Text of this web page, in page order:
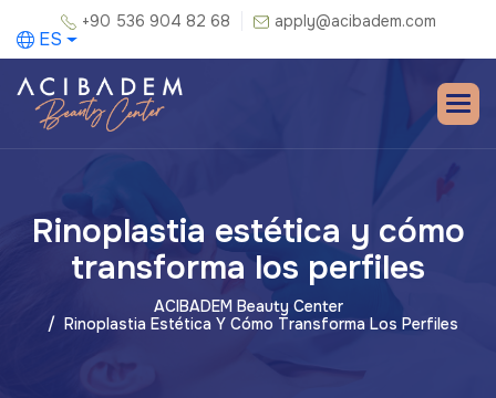
+90 536 904 82 68 apply@acibadem.com
ES
Rinoplastia estética y cómo
transforma los perfiles
ACIBADEM Beauty Center
Rinoplastia Estética Y Cómo Transforma Los Perfiles